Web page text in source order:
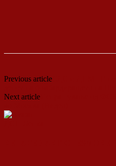
Previous article
Next article